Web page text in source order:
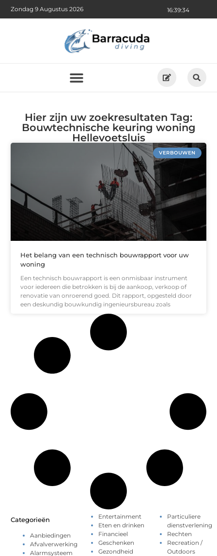
16:39:35
Zondag 9 Augustus 2026
Hier zijn uw zoekresultaten Tag:
Bouwtechnische keuring woning
Hellevoetsluis
VERBOUWEN
Het belang van een technisch bouwrapport voor uw
woning
Een technisch bouwrapport is een onmisbaar instrument
voor iedereen die betrokken is bij de aankoop, verkoop of
renovatie van onroerend goed. Dit rapport, opgesteld door
een deskundig bouwkundig ingenieursbureau zoals
Categorieën
Aanbiedingen
Afvalverwerking
Alarmsysteem
Entertainment
Eten en drinken
Financieel
Geschenken
Gezondheid
Particuliere
dienstverlening
Rechten
Recreation /
Outdoors